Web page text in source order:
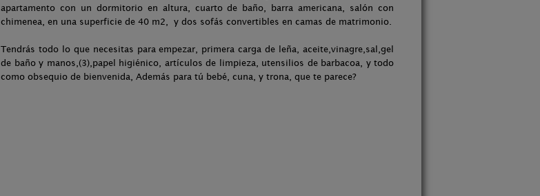
apartamento con un dormitorio en altura, cuarto de baño, barra americana, salón con
chimenea, en una superficie de 40 m2, y dos sofás convertibles en camas de matrimonio.
Tendrás todo lo que necesitas para empezar, primera carga de leña, aceite,vinagre,sal,gel
de baño y manos,(3),papel higiénico, artículos de limpieza, utensilios de barbacoa, y todo
como obsequio de bienvenida, Además para tú bebé, cuna, y trona, que te parece?